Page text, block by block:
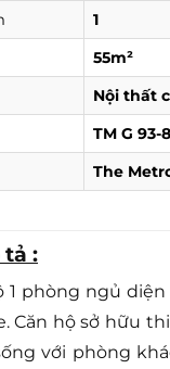
1
55m²
Nội thất
TM G 93-
The
:
1 phòng ngủ diện
Căn hộ sở hữu
với phòng